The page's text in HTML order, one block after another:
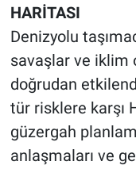
HARİTASI
Denizyolu
savaşlar ve iklim
doğrudan
tür risklere karşı
güzergah
anlaşmaları ve